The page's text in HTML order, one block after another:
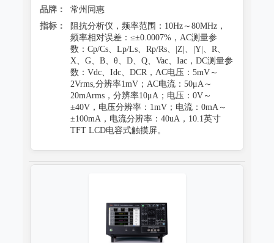
品牌：
常州同惠
指标：
阻抗分析仪，频率范围：10Hz～80MHz，
频率相对误差：≤±0.0007%，AC测量参
数：Cp/Cs、Lp/Ls、Rp/Rs、|Z|、|Y|、R、
X、G、B、θ、D、Q、Vac、Iac，DC测量参
数：Vdc、Idc、DCR，AC电压：5mV～
2Vrms,分辨率1mV；AC电流：50μA～
20mArms，分辨率10μA；电压：0V～
±40V，电压分辨率：1mV；电流：0mA～
±100mA，电流分辨率：40uA，10.1英寸
TFT LCD电容式触摸屏。